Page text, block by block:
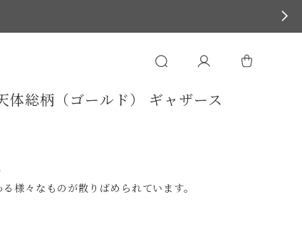
体総柄（ゴールド） ギャザース
様々なものが散りばめられています。